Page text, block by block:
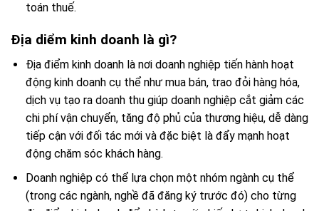
toán thuế.
Địa diểm kinh doanh là gì?
Địa điểm kinh doanh là nơi doanh nghiệp tiến hành hoạt
động kinh doanh cụ thể như mua bán, trao đỏi hàng hóa,
dịch vụ tạo ra doanh thu giúp doanh nghiệp cắt giảm các
chi phí vận chuyển, tăng độ phủ của thương hiệu, dễ dàng
tiếp cận với đối tác mới và đặc biệt là đẩy mạnh hoạt
động chăm sóc khách hàng.
Doanh nghiệp có thể lựa chọn một nhóm ngành cụ thể
(trong các ngành, nghề đã đăng ký trước đó) cho từng